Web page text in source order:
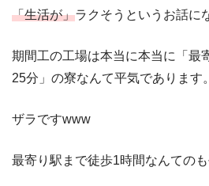
「生活が」ラクそうというお話に
期間工の工場は本当に本当に「最
25分」の寮なんて平気であります。
ザラですwww
最寄り駅まで徒歩1時間なんてのも